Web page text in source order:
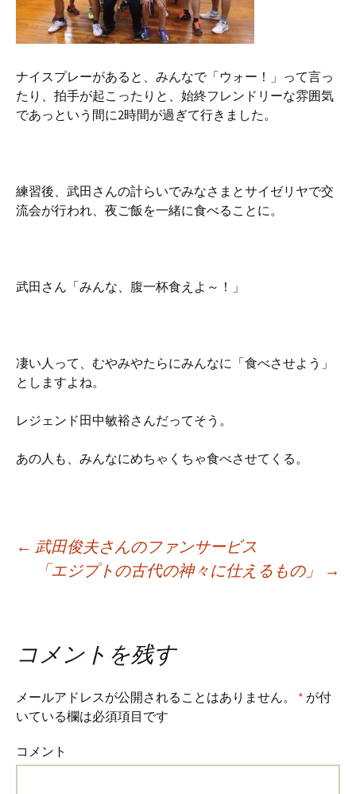
ナイスプレーがあると、みんなで「ウォー！」って言っ
たり、拍手が起こったりと、始終フレンドリーな雰囲気
であっという間に2時間が過ぎて行きました。
練習後、武田さんの計らいでみなさまとサイゼリヤで交
流会が行われ、夜ご飯を一緒に食べることに。
武田さん「みんな、腹一杯食えよ～！」
凄い人って、むやみやたらにみんなに「食べさせよう」
としますよね。
レジェンド田中敏裕さんだってそう。
あの人も、みんなにめちゃくちゃ食べさせてくる。
Post
navigation
← 武田俊夫さんのファンサービス
「エジプトの古代の神々に仕えるもの」
→
コメントを残す
メールアドレスが公開されることはありません。 * が付
いている欄は必須項目です
コメント